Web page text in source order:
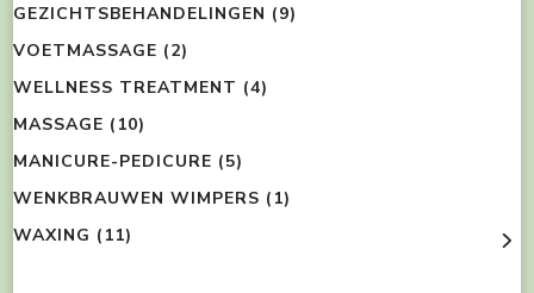
GEZICHTSBEHANDELINGEN (9)
VOETMASSAGE (2)
WELLNESS TREATMENT (4)
MASSAGE (10)
MANICURE-PEDICURE (5)
WENKBRAUWEN WIMPERS (1)
WAXING (11)